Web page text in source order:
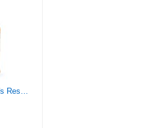
The Glenlivet Founder's Reserve Whisky Escocés de Malta, 700 ml